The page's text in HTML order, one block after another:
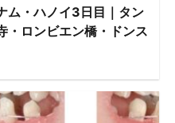
ム・ハノイ3日目｜タン
・ロンビエン橋・ドンス